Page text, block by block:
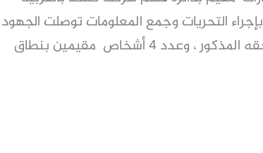
التحريات وجمع المعلومات توصلت الجهود
إلى أن وراء إرتكاب تلك الوقائع المشكو فى حقه المذكور ، وعدد 4 أشخاص مقيمين بنطاق